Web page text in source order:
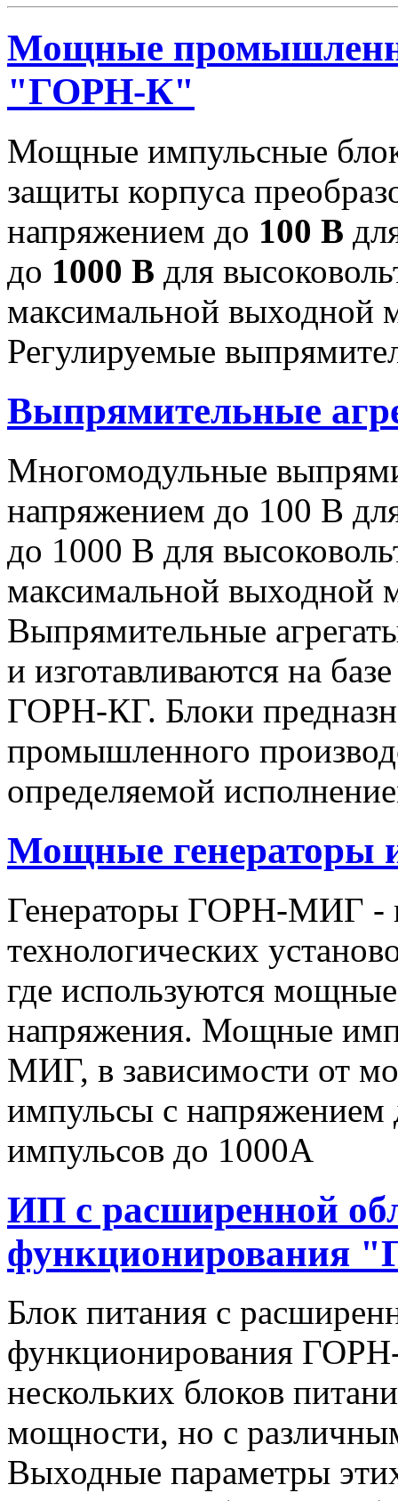
Мощные
"ГОРН-К"
Мощные импульсные
защиты корпуса
напряжением до 100 В
до 1000 В для
максимальной
Регулируемые
Выпрямительные
Многомодульные
напряжением до 100 В
до 1000 В для
максимальной
Выпрямительные
и изготавливаются на
ГОРН-КГ. Блоки
промышленного
определяемой
Мощные
Генераторы ГОРН-МИГ -
технологических
где используются
напряжения. Мощные
МИГ, в зависимости от
импульсы c
импульсов до 1000А
ИП с расширенной
функционирования
Блок питания с
функционирования
нескольких блоков
мощности, но с
Выходные параметры